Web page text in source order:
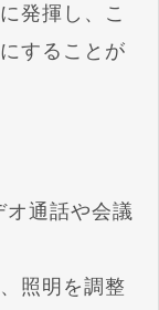
発揮し、こ
することが
通話や会議
照明を調整